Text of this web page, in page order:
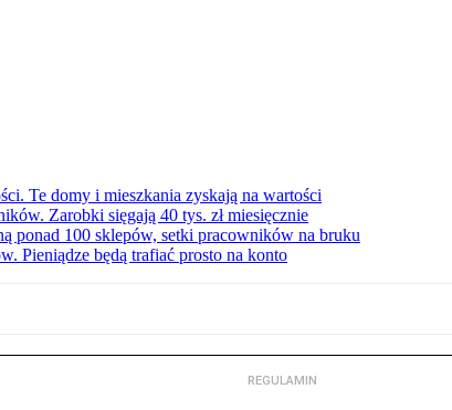
Te domy i mieszkania zyskają na wartości
Zarobki sięgają 40 tys. zł miesięcznie
ponad 100 sklepów, setki pracowników na bruku
Pieniądze będą trafiać prosto na konto
REGULAMIN